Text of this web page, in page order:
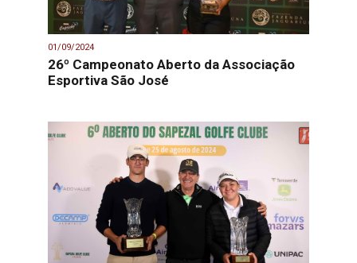
01/09/2024
26º Campeonato Aberto da Associação
Esportiva São José